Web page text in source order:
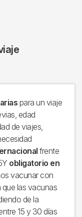
para un viaje
edad
de viajes,
frente
obligatorio en
vacunar con
que las vacunas
de la
15 y 30 días